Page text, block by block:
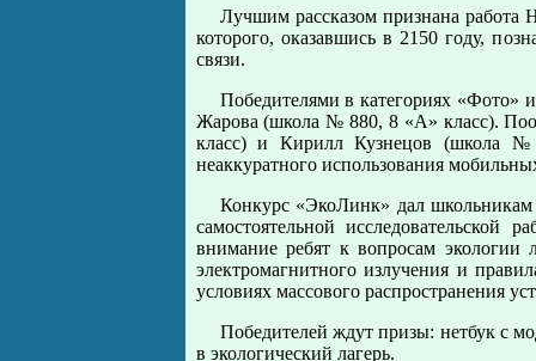
Лучшим рассказом признана работа
которого, оказавшись в 2150 году,
связи.
Победителями в категориях
Жарова (школа № 880, 8 «А» класс).
класс) и Кирилл Кузнецов (школа №
неаккуратного использования
Конкурс «ЭкоЛинк» дал школьникам
самостоятельной
внимание ребят к вопросам экологии
электромагнитного излучения и
условиях массового распространения
Победителей ждут призы: нетбук с
в экологический лагерь.